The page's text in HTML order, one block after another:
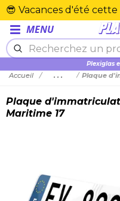
MENU
Plexiglas
Accueil ... Plaque
Plaque
Maritime 17